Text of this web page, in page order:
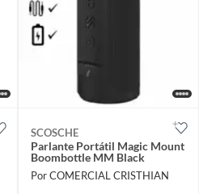
SCOSCHE
Parlante Portátil Magic Mount
Boombottle MM Black
Por COMERCIAL CRISTHIAN